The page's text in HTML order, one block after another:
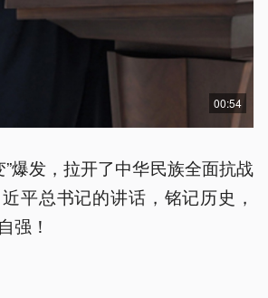
00:54
爆发，拉开了中华民族全面抗战
平总书记的讲话，铭记历史，
强！